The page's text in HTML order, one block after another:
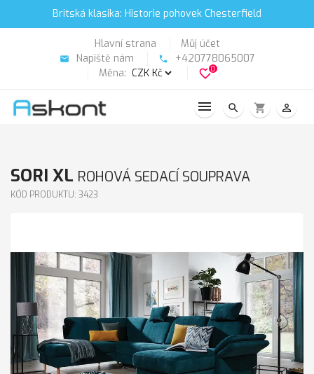
Britská klasika: Historie pohovek Chesterfield
Hlavní strana Můj účet
email Napiště nám phone
+420778065007
Měna:
favorite_border0
search shopping_cart person_outline
SORI XL ROHOVÁ SEDACÍ SOUPRAVA
KÓD PRODUKTU: 3423